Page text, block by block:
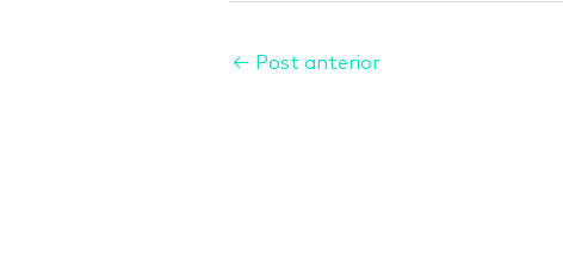
← Post anterior